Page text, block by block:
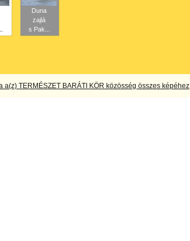
Duna
zajlá
s Pak...
a(z) TERMÉSZET BARÁTI KÖR közösség összes képéhez